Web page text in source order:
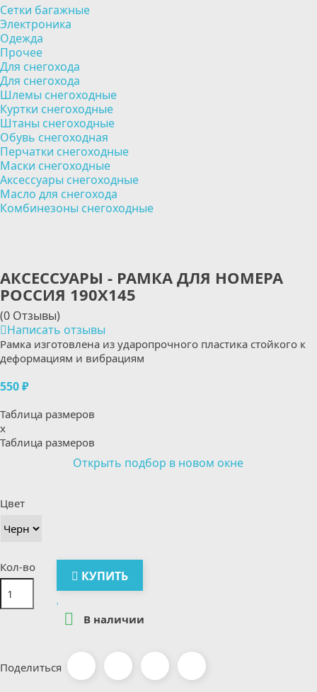
Сетки багажные
Электроника
Одежда
Прочее
Для снегохода
Для снегохода
Шлемы снегоходные
Куртки снегоходные
Штаны снегоходные
Обувь снегоходная
Перчатки снегоходные
Маски снегоходные
Аксессуары снегоходные
Масло для снегохода
Комбинезоны снегоходные
АКСЕССУАРЫ - РАМКА ДЛЯ НОМЕРА
РОССИЯ 190Х145
(0 Отзывы)
Написать отзывы
Рамка изготовлена из ударопрочного пластика стойкого к
деформациям и вибрациям
550 ₽
Таблица размеров
x
Таблица размеров
Открыть подбор в новом окне
Цвет
Кол-во
КУПИТЬ
 В наличии
Поделиться